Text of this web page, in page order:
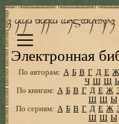
Электронная
По авторам: А Б В Г Д Е Ж
Ч Ш Щ
По книгам: А Б В Г Д Е Ж
Ш Щ Ы
По сериям: А Б В Г Д Е Ж
Ш Щ Ы